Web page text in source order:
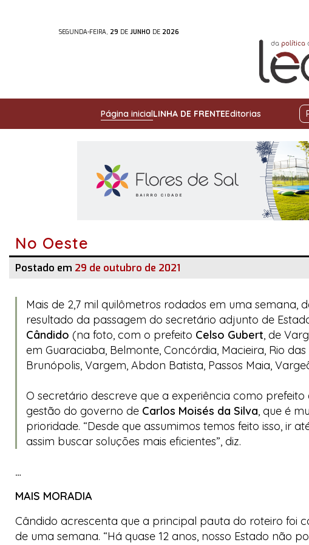
SEGUNDA-FEIRA, 29 DE JUNHO DE 2026
Página inicialLINHA DE FRENTEEditorias
No Oeste
Postado em 29 de outubro de 2021
Mais de 2,7 mil quilômetros rodados em uma semana,
resultado da passagem do secretário adjunto de
Cândido (na foto, com o prefeito Celso Gubert, de
em Guaraciaba, Belmonte, Concórdia, Macieira, Rio
Brunópolis, Vargem, Abdon Batista, Passos Maia,
O secretário descreve que a experiência como
gestão do governo de Carlos Moisés da Silva, que é
prioridade. “Desde que assumimos temos feito isso, ir
assim buscar soluções mais eficientes”, diz.
…
MAIS MORADIA
Cândido acrescenta que a principal pauta do roteiro foi
de uma semana. “Há quase 12 anos, nosso Estado não